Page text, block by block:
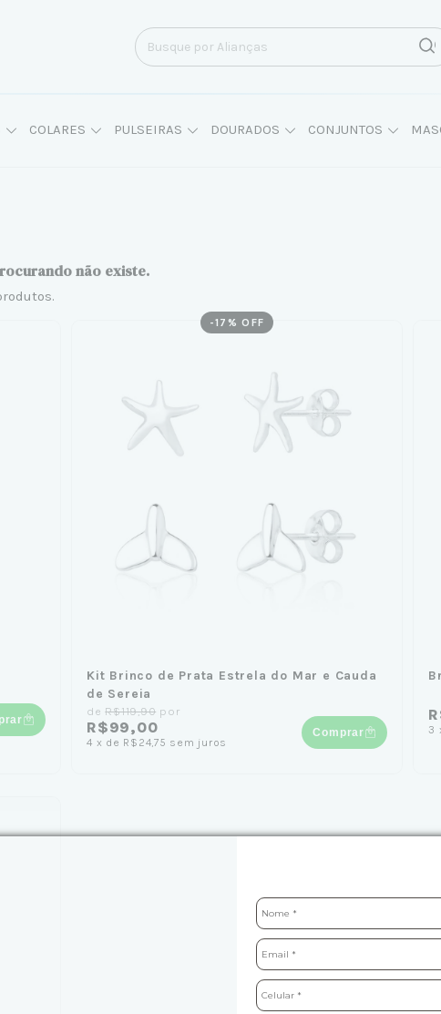
COLARES PULSEIRAS DOURADOS CONJUNTOS
não existe.
-17 % OFF
Kit Brinco de Prata Estrela do Mar e Cauda
de Sereia
deR$119,90 por
R$99,00
4 x de R$24,75 sem juros
Comprar 3